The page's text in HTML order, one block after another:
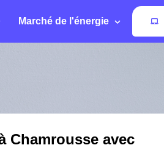
Marché de l'énergie